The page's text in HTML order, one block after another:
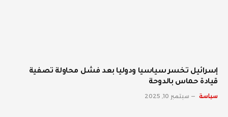
إسرائيل تخسر سياسيا ودوليا بعد فشل محاولة تصفية
قيادة حماس بالدوحة
سياسة سبتمبر 10, 2025